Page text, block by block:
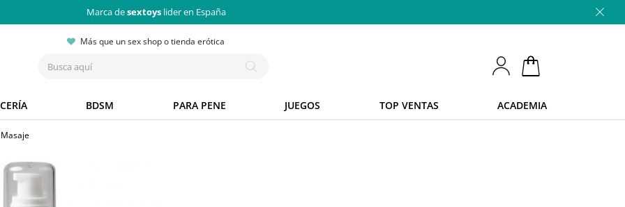
Marca desextoys lider en España
Más que un sex shop o tienda erótica
BDSM PARA PENE JUEGOS TOP VENTAS ACADEMIA